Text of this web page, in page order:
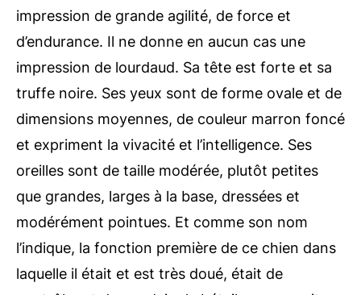
impression de grande agilité, de force et
d’endurance. Il ne donne en aucun cas une
impression de lourdaud. Sa tête est forte et sa
truffe noire. Ses yeux sont de forme ovale et de
dimensions moyennes, de couleur marron foncé
et expriment la vivacité et l’intelligence. Ses
oreilles sont de taille modérée, plutôt petites
que grandes, larges à la base, dressées et
modérément pointues. Et comme son nom
l’indique, la fonction première de ce chien dans
laquelle il était et est très doué, était de